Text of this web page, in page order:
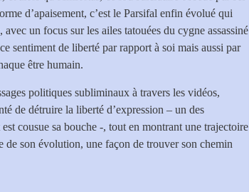
d’apaisement, c’est le Parsifal enfin évolué qui
un focus sur les ailes tatouées du cygne assassiné
sentiment de liberté par rapport à soi mais aussi par
être humain.
politiques subliminaux à travers les vidéos,
de détruire la liberté d’expression – un des
cousue sa bouche -, tout en montrant une trajectoire
de son évolution, une façon de trouver son chemin